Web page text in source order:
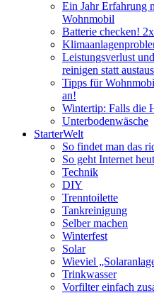
Ein Jahr Erfahrung
Wohnmobil
Batterie checken!
Leistungsverlust
reinigen statt
Tipps für
an!
Wintertip: Falls die
Unterbodenwäsche
StarterWelt
So findet man das
So geht Internet
Technik
DIY
Trenntoilette
Tankreinigung
Selber machen
Winterfest
Solar
Wieviel
Trinkwasser
Vorfilter einfach